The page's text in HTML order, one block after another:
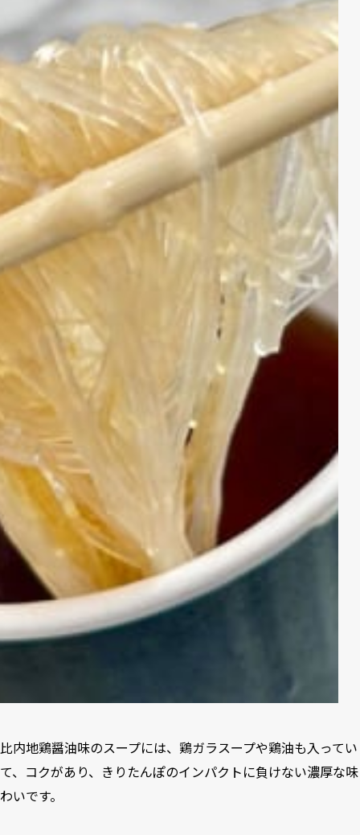
比内地鶏醤油味のスープには、鶏ガラスープや鶏油も入ってい
て、コクがあり、きりたんぽのインパクトに負けない濃厚な味
わいです。